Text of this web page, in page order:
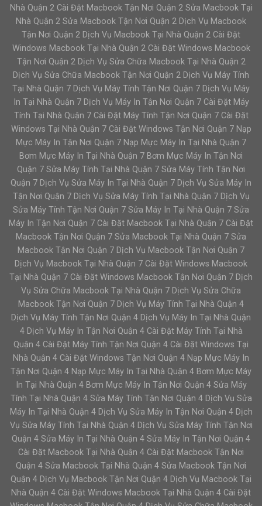
Nhà Quận 2 Cài Đặt Macbook Tận Nơi Quận 2 Sửa Macbook Tại
Nhà Quận 2 Sửa Macbook Tận Nơi Quận 2 Dịch Vụ Macbook
Tận Nơi Quận 2 Dịch Vụ Macbook Tại Nhà Quận 2 Cài Đặt
Windows Macbook Tại Nhà Quận 2 Cài Đặt Windows Macbook
Tận Nơi Quận 2 Dịch Vụ Sửa Chữa Macbook Tại Nhà Quận 2
Dịch Vụ Sửa Chữa Macbook Tận Nơi Quận 2 Dịch Vụ Máy Tính
Tại Nhà Quận 7 Dịch Vụ Máy Tính Tận Nơi Quận 7 Dịch Vụ Máy
In Tại Nhà Quận 7 Dịch Vụ Máy In Tận Nơi Quận 7 Cài Đặt Máy
Tính Tại Nhà Quận 7 Cài Đặt Máy Tính Tận Nơi Quận 7 Cài Đặt
Windows Tại Nhà Quận 7 Cài Đặt Windows Tận Nơi Quận 7 Nạp
Mực Máy In Tận Nơi Quận 7 Nạp Mực Máy In Tại Nhà Quận 7
Bơm Mực Máy In Tại Nhà Quận 7 Bơm Mực Máy In Tận Nơi
Quận 7 Sửa Máy Tính Tại Nhà Quận 7 Sửa Máy Tính Tận Nơi
Quận 7 Dịch Vụ Sửa Máy In Tại Nhà Quận 7 Dịch Vụ Sửa Máy In
Tận Nơi Quận 7 Dịch Vụ Sửa Máy Tính Tại Nhà Quận 7 Dịch Vụ
Sửa Máy Tính Tận Nơi Quận 7 Sửa Máy In Tại Nhà Quận 7 Sửa
Máy In Tận Nơi Quận 7 Cài Đặt Macbook Tại Nhà Quận 7 Cài Đặt
Macbook Tận Nơi Quận 7 Sửa Macbook Tại Nhà Quận 7 Sửa
Macbook Tận Nơi Quận 7 Dịch Vụ Macbook Tận Nơi Quận 7
Dịch Vụ Macbook Tại Nhà Quận 7 Cài Đặt Windows Macbook
Tại Nhà Quận 7 Cài Đặt Windows Macbook Tận Nơi Quận 7 Dịch
Vụ Sửa Chữa Macbook Tại Nhà Quận 7 Dịch Vụ Sửa Chữa
Macbook Tận Nơi Quận 7 Dịch Vụ Máy Tính Tại Nhà Quận 4
Dịch Vụ Máy Tính Tận Nơi Quận 4 Dịch Vụ Máy In Tại Nhà Quận
4 Dịch Vụ Máy In Tận Nơi Quận 4 Cài Đặt Máy Tính Tại Nhà
Quận 4 Cài Đặt Máy Tính Tận Nơi Quận 4 Cài Đặt Windows Tại
Nhà Quận 4 Cài Đặt Windows Tận Nơi Quận 4 Nạp Mực Máy In
Tận Nơi Quận 4 Nạp Mực Máy In Tại Nhà Quận 4 Bơm Mực Máy
In Tại Nhà Quận 4 Bơm Mực Máy In Tận Nơi Quận 4 Sửa Máy
Tính Tại Nhà Quận 4 Sửa Máy Tính Tận Nơi Quận 4 Dịch Vụ Sửa
Máy In Tại Nhà Quận 4 Dịch Vụ Sửa Máy In Tận Nơi Quận 4 Dịch
Vụ Sửa Máy Tính Tại Nhà Quận 4 Dịch Vụ Sửa Máy Tính Tận Nơi
Quận 4 Sửa Máy In Tại Nhà Quận 4 Sửa Máy In Tận Nơi Quận 4
Cài Đặt Macbook Tại Nhà Quận 4 Cài Đặt Macbook Tận Nơi
Quận 4 Sửa Macbook Tại Nhà Quận 4 Sửa Macbook Tận Nơi
Quận 4 Dịch Vụ Macbook Tận Nơi Quận 4 Dịch Vụ Macbook Tại
Nhà Quận 4 Cài Đặt Windows Macbook Tại Nhà Quận 4 Cài Đặt